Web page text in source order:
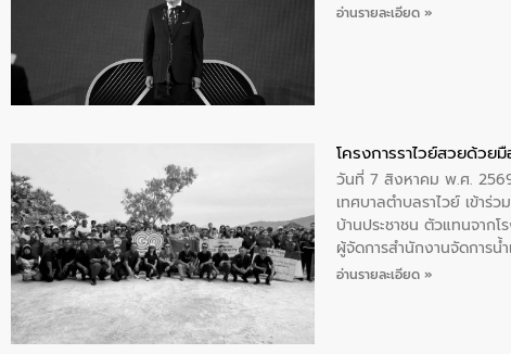
อ่านรายละเอียด »
โครงการราไวย์สวยด้วยมื
วันที่ 7 สิงหาคม พ.ศ.
เทศบาลตำบลราไวย์ เข้าร่
บ้านประชาชน ตัวแทนจาก
ผู้จัดการสำนักงานจัดการน้
บริเวณแหลมพรหมเทพ หมู่
อ่านรายละเอียด »